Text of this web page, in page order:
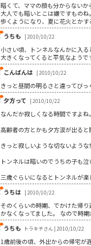
暗くて、ママの顔も分からないか
大人でも暗いとこは嫌ですものね。
歩くようになり、夏に花火とかす
うちも | 2010/10/22
小さい頃、トンネルなんかに入る
大きくなってくると平気なようで
こんばんは | 2010/10/22
きっと昼間の明るさと違ってび
夕方って | 2010/10/22
なんだか寂しくなる時間ですよね。
高齢者の方とかも夕方涙が出ると
きっと寂しいような切ないような
トンネルは暗いのでうちの子も泣
三歳ぐらいになるとトンネルが
うちは | 2010/10/22
そのくらいの時期、でかけた帰
かなくなってました。 なので時
うちも トラキチさん | 2010/10/22
1歳前後の頃、外出からの帰宅が